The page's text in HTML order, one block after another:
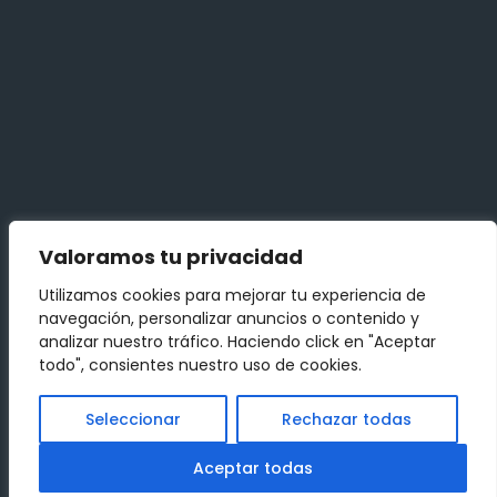
Valoramos tu privacidad
Utilizamos cookies para mejorar tu experiencia de
navegación, personalizar anuncios o contenido y
analizar nuestro tráfico. Haciendo click en "Aceptar
todo", consientes nuestro uso de cookies.
Seleccionar Rechazar todas
Aceptar todas
Contact Us
+0123 456 789
Copyright © 2024 Comparador de Broker. Todos los
derechos reservados